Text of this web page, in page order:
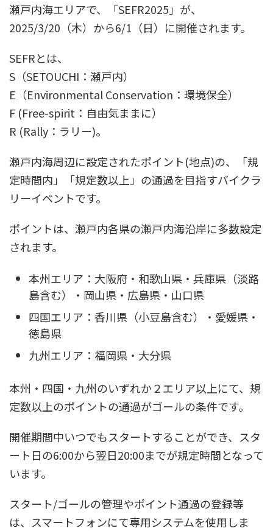
瀬戸内海エリアで、「SEFR2025」が、
2025/3/20（木）から6/1（日）に開催されます。
SEFRとは、
S（SETOUCHI：瀬戸内）
E（Environmental Conservation：環境保全）
F (Free-spirit：自由気ままに）
R (Rally：ラリー)。
瀬戸内海周辺に設定されたポイント(地点)の、「規
定時間内」「規定数以上」の通過を目指すバイクラ
リーイベントです。
ポイントは、瀬戸内各県の瀬戸内海沿岸に多数設定
されます。
本州エリア：大阪府・和歌山県・兵庫県（淡路
島含む）・岡山県・広島県・山口県
四国エリア：香川県（小豆島含む）・愛媛県・
徳島県
九州エリア：福岡県・大分県
本州・四国・九州のいずれか２エリア以上にて、規
定数以上のポイントの通過がゴールの条件です。
開催期間中いつでもスタートすることができ、スタ
ート日の6:00から翌日20:00までが規定時間となって
います。
スタート/ゴールの管理やポイント通過の登録等
は、スマートフォンにて専用システムを使用しま